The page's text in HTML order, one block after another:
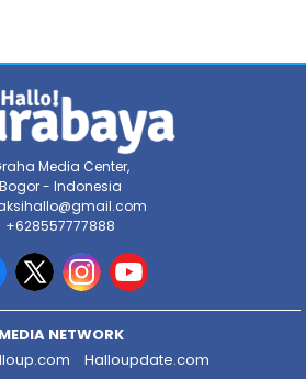
Media Center,
Bogor - Indonesia
+628557777888
MEDIA NETWORK
Halloupdate.com